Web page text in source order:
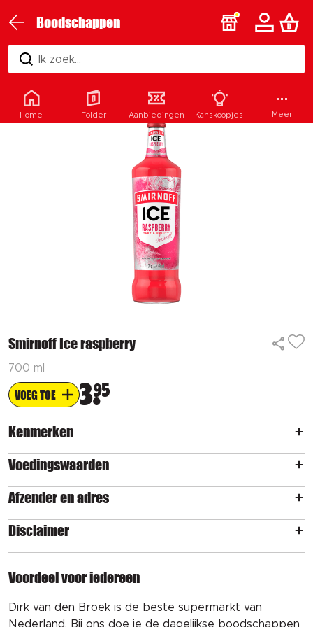
Boodschappen
Ik zoek...
Smirnoff Ice raspberry
700 ml
VOEG TOE 395
Kenmerken
Voedingswaarden
Afzender en adres
Disclaimer
Voordeel voor iedereen
Dirk van den Broek is de beste supermarkt van
Nederland. Bij ons doe je de dagelijkse boodschappen
Home Folder Aanbiedingen Kanskoopjes Meer